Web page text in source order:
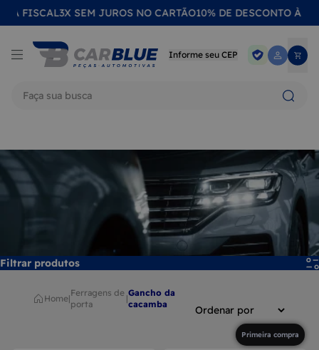
3X SEM JUROS NO CARTÃO10% DE DESCONTO À VISTA NO
Informe seu CEP
LANTERNA
5 LENTE
7
QUEBRA SOL
Filtrar produtos
Home|
ferragens de
porta
|
gancho da
cacamba
Primeira compra